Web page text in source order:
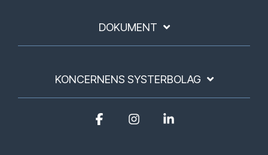
DOKUMENT
KONCERNENS SYSTERBOLAG
FacebookInstagram